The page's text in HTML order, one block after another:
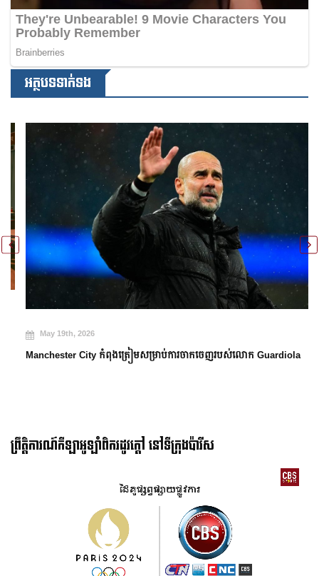
អត្ថបទទាក់ទង
May 19th, 2026
Manchester City កំពុងត្រៀមសម្រាប់ការចាកចេញរបស់លោក Guardiola
ព្រឹត្តិការណ៍កីឡាអូឡាំពិករដូវក្ដៅ នៅទីក្រុងប៉ារីស